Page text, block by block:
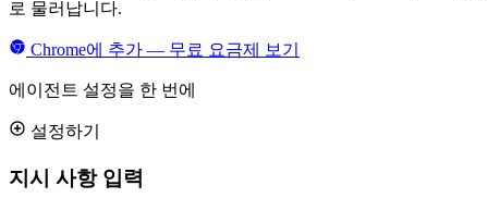
로 물러납니다.
Chrome에 추가 — 무료 요금제 보기
에이전트 설정을 한 번에
설정하기
지시 사항 입력